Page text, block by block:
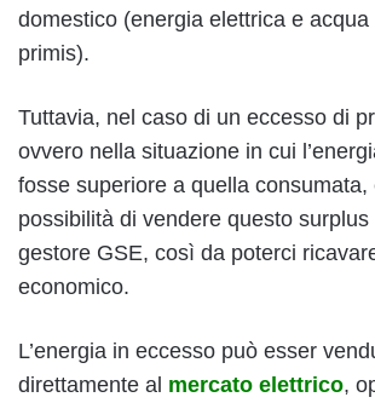
domestico (energia elettrica e acqua
primis).
Tuttavia, nel caso di un eccesso di
ovvero nella situazione in cui
fosse superiore a quella consumata,
possibilità di vendere questo surplus
gestore GSE, così da poterci
economico.
L’energia in eccesso può esser
direttamente al mercato elettrico,